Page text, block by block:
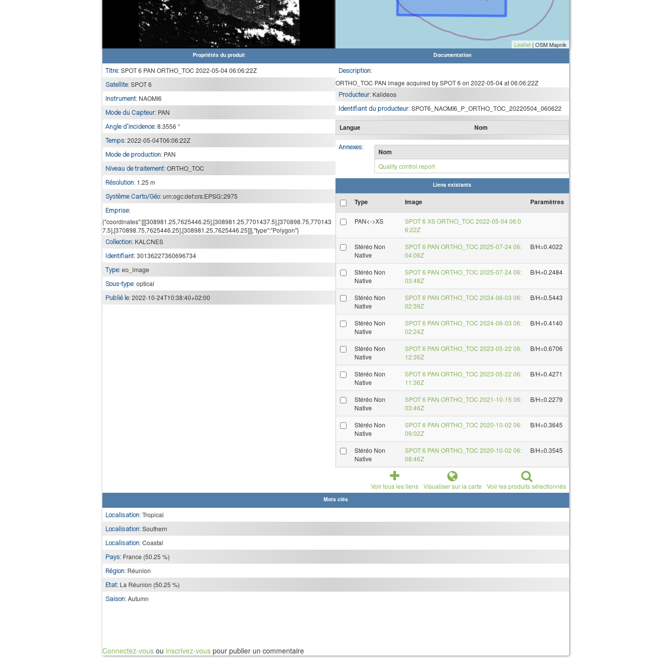
Leaflet| OSM Mapnik
Propriétés du produit
Titre: SPOT 6 PAN ORTHO_TOC 2022-05-04 06:06:22Z
Satellite: SPOT 6
Instrument: NAOMI6
Mode du Capteur: PAN
Angle d'incidence: 8.3556 °
Temps: 2022-05-04T06:06:22Z
Mode de production: PAN
Niveau de traitement: ORTHO_TOC
Résolution: 1.25 m
Système Carto/Géo: urn:ogc:def:crs:EPSG::2975
Emprise:
{"coordinates":[[[308981.25,7625446.25],[308981.25,7701437.5],[370898.75,770143
7.5],[370898.75,7625446.25],[308981.25,7625446.25]]],"type":"Polygon"}
Collection: KALCNES
Identifiant: 30136227360696734
Type: eo_image
Sous-type: optical
Publié le: 2022-10-24T10:38:40+02:00
Documentation
Description:
ORTHO_TOC PAN image acquired by SPOT 6 on 2022-05-04 at 06:06:22Z
Producteur: Kalideos
Identifiant du producteur: SPOT6_NAOMI6_P_ORTHO_TOC_20220504_060622
Langue Nom
Annexes:
Nom
Quality control report
Liens existants
Type Image Paramètres
PAN<->XS
SPOT 6 XS ORTHO_TOC 2022-05-04 06:0
6:22Z
Stéréo Non
Native
SPOT 6 PAN ORTHO_TOC 2025-07-24 06:
04:06Z
B/H=0.4022
Stéréo Non
Native
SPOT 6 PAN ORTHO_TOC 2025-07-24 06:
03:48Z
B/H=0.2484
Stéréo Non
Native
SPOT 6 PAN ORTHO_TOC 2024-06-03 06:
02:39Z
B/H=0.5443
Stéréo Non
Native
SPOT 6 PAN ORTHO_TOC 2024-06-03 06:
02:24Z
B/H=0.4140
Stéréo Non
Native
SPOT 6 PAN ORTHO_TOC 2023-05-22 06:
12:36Z
B/H=0.6706
Stéréo Non
Native
SPOT 6 PAN ORTHO_TOC 2023-05-22 06:
11:36Z
B/H=0.4271
Stéréo Non
Native
SPOT 6 PAN ORTHO_TOC 2021-10-15 06:
03:46Z
B/H=0.2279
Stéréo Non
Native
SPOT 6 PAN ORTHO_TOC 2020-10-02 06:
09:02Z
B/H=0.3645
Stéréo Non
Native
SPOT 6 PAN ORTHO_TOC 2020-10-02 06:
08:46Z
B/H=0.3545
Voir tous les liens Visualiser sur la carte Voir les produits sélectionnés
Mots clés
Localisation: Tropical
Localisation: Southern
Localisation: Coastal
Pays: France (50.25 %)
Région: Réunion
Etat: La Réunion (50.25 %)
Saison: Autumn
Connectez-vousou inscrivez-vouspour publier un commentaire